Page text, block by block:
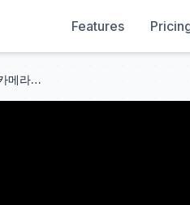
Features
인터뷰 영상 촬영하는 방법! 촬영 구도, 카메라 세팅, 조명, 현장 팁까지 촬영 세팅의 모든 과정 공개!